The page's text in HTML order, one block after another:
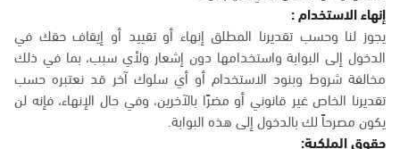
إنهاء الاستخدام :
يجوز لنا وحسب تقديرنا المطلق إنهاء أو تقييد أو إيقاف حقك في
الدخول إلى البوابة واستخدامها دون إشعار ولأي سبب، بما في ذلك
مخالفة شروط وبنود الاستخدام أو أي سلوك آخر قد نعتبره حسب
تقديرنا الخاص غير قانوني أو مضرًا بالآخرين، وفي حال الإنهاء، فإنه لن
يكون مصرحاً لك بالدخول إلى هذه البوابة.
حقوق الملكية: